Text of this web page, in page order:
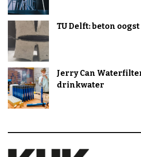
TU Delft: beton
Jerry Can
drinkwater